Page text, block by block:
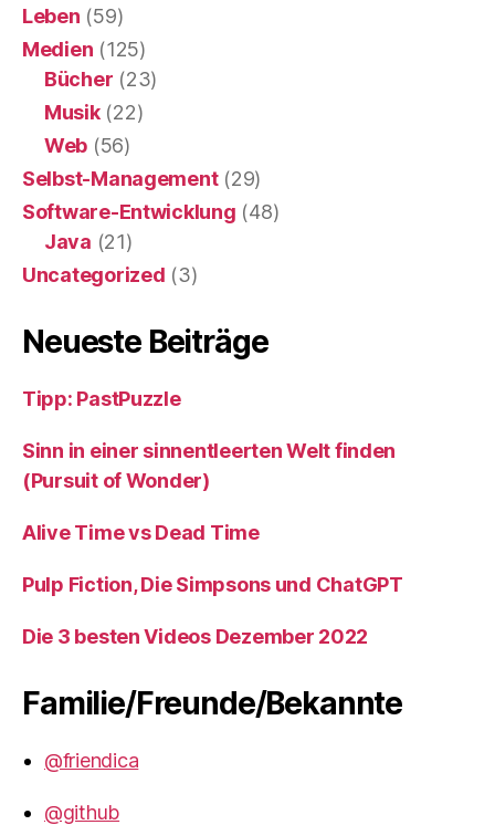
Leben (59)
Medien (125)
Bücher (23)
Musik(22)
Web (56)
Selbst-Management(29)
Software-Entwicklung (48)
Java (21)
Uncategorized (3)
Neueste Beiträge
Tipp: PastPuzzle
Sinn in einer sinnentleerten Welt finden
(Pursuit of Wonder)
Alive Time vs Dead Time
Pulp Fiction, Die Simpsons und ChatGPT
Die 3 besten Videos Dezember 2022
Familie/Freunde/Bekannte
@friendica
@github